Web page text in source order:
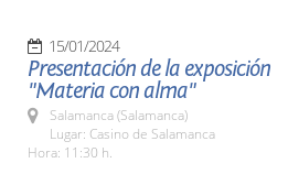
15/01/2024
Presentación de la exposición
"Materia con alma"
Salamanca (Salamanca)
Lugar: Casino de Salamanca
Hora: 11:30 h.